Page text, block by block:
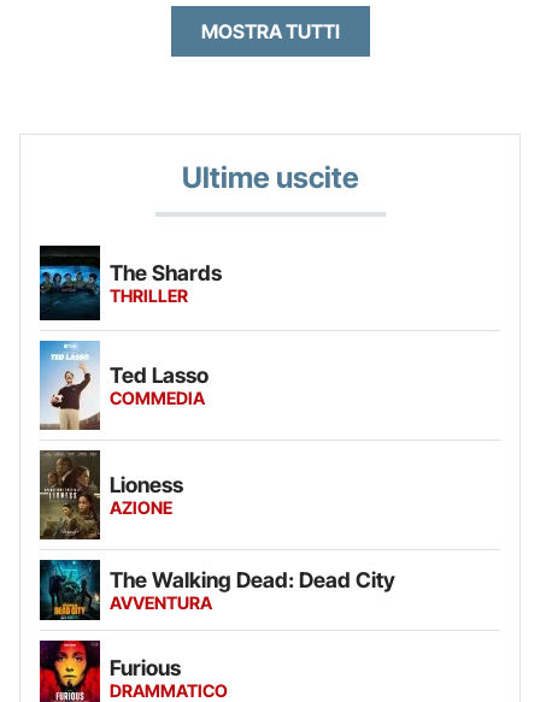
MOSTRA TUTTI
Ultime uscite
The Shards
THRILLER
Ted Lasso
COMMEDIA
Lioness
AZIONE
The Walking Dead: Dead City
AVVENTURA
Furious
DRAMMATICO